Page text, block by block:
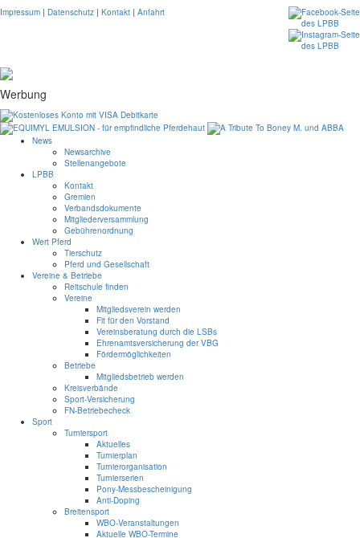
Impressum | Datenschutz | Kontakt | Anfahrt
Werbung
News
Newsarchive
Stellenangebote
LPBB
Kontakt
Gremien
Verbandsdokumente
Mitgliederversammlung
Gebührenordnung
Wert Pferd
Tierschutz
Pferd und Gesellschaft
Vereine & Betriebe
Reitschule finden
Vereine
Mitgliedsverein werden
Fit für den Vorstand
Vereinsberatung durch die LSBs
Ehrenamtsversicherung der VBG
Fördermöglichkeiten
Betriebe
Mitgliedsbetrieb werden
Kreisverbände
Sport-Versicherung
FN-Betriebecheck
Sport
Turniersport
Aktuelles
Turnierplan
Turnierorganisation
Turnierserien
Pony-Messbescheinigung
Anti-Doping
Breitensport
WBO-Veranstaltungen
Aktuelle WBO-Termine